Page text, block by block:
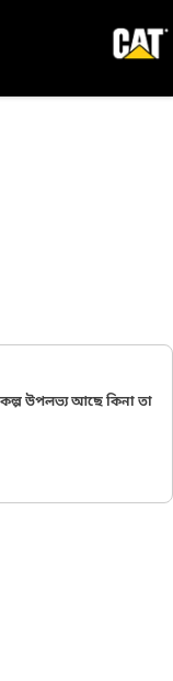
উপলভ্য আছে কিনা তা